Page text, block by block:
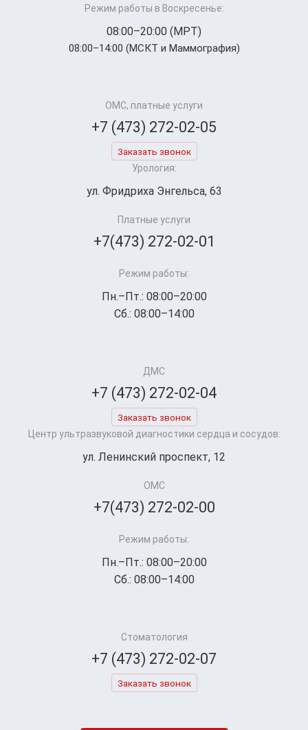
Режим работы в Воскресенье:
08:00–20:00 (МРТ)
08:00–14:00 (МСКТ и Маммография)
ОМС, платные услуги
+7 (473) 272-02-05
Заказать звонок
Урология:
ул. Фридриха Энгельса, 63
Платные услуги
+7(473) 272-02-01
Режим работы:
Пн.–Пт.: 08:00–20:00
Сб.: 08:00–14:00
ДМС
+7 (473) 272-02-04
Заказать звонок
Центр ультразвуковой диагностики сердца и сосудов:
ул. Ленинский проспект, 12
ОМС
+7(473) 272-02-00
Режим работы:
Пн.–Пт.: 08:00–20:00
Сб.: 08:00–14:00
Стоматология
+7 (473) 272-02-07
Заказать звонок